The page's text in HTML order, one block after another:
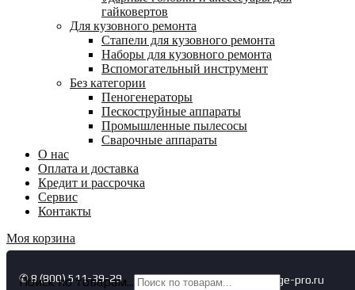
гайковертов
Для кузовного ремонта
Стапели для кузовного ремонта
Наборы для кузовного ремонта
Вспомогательный инструмент
Без категории
Пеногенераторы
Пескоструйные аппараты
Промышленные пылесосы
Сварочные аппараты
О нас
Оплата и доставка
Кредит и рассрочка
Сервис
Контакты
Моя корзина
✆ 8 (800) 511-39-29 ✉ info@garage-pro.ru
Поиск по товарам...